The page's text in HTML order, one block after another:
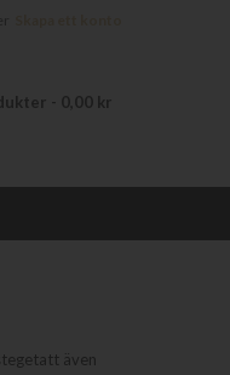
- 0,00 kr
även